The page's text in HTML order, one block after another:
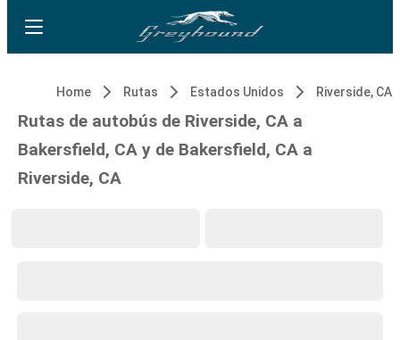
Home Rutas Estados Unidos Riverside, CA
Rutas de autobús de Riverside, CA a
Bakersfield, CA y de Bakersfield, CA a
Riverside, CA